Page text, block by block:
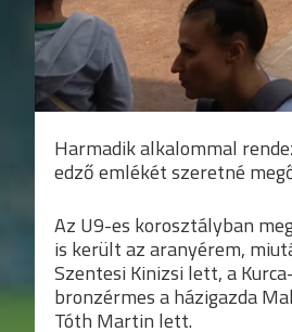
Harmadik alkalommal
edző emlékét szeretné
Az U9-es korosztályban
is került az aranyérem,
Szentesi Kinizsi lett, a
bronzérmes a házigazda
Tóth Martin lett.